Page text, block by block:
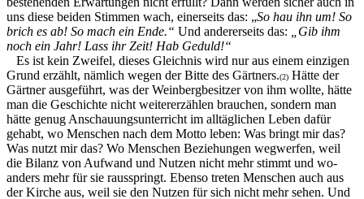
uns diese beiden Stimmen wach, einerseits das: „So hau ihn um! So
brich es ab! So mach ein Ende.“ Und andererseits das:
„Gib ihm
noch ein Jahr! Lass ihr Zeit! Hab Geduld!“
Es ist kein Zweifel, dieses Gleichnis wird nur aus einem einzigen
Grund erzählt, näm­lich wegen der Bitte des Gärtners.(2) Hätte der
Gärtner ausgeführt, was der Weinberg­be­sit­zer von ihm wollte, hätte
man die Ge­schichte nicht weitererzählen brauchen, sondern man
hätte genug Anschauungsunterricht im all­täg­lichen Leben dafür
gehabt, wo Menschen nach dem Motto leben: Was bringt mir das?
Was nutzt mir das? Wo Menschen Beziehun­gen wegwerfen, weil
die Bilanz von Aufwand und Nutzen nicht mehr stimmt und wo­
anders mehr für sie rausspringt. Ebenso treten Menschen auch aus
der Kirche aus, weil sie den Nutzen für sich nicht mehr sehen. Und